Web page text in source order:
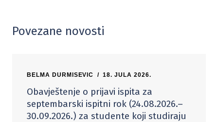
Povezane novosti
BELMA DURMISEVIC 18. JULA 2026.
Obavještenje o prijavi ispita za
septembarski ispitni rok (24.08.2026.–
30.09.2026.) za studente koji studiraju